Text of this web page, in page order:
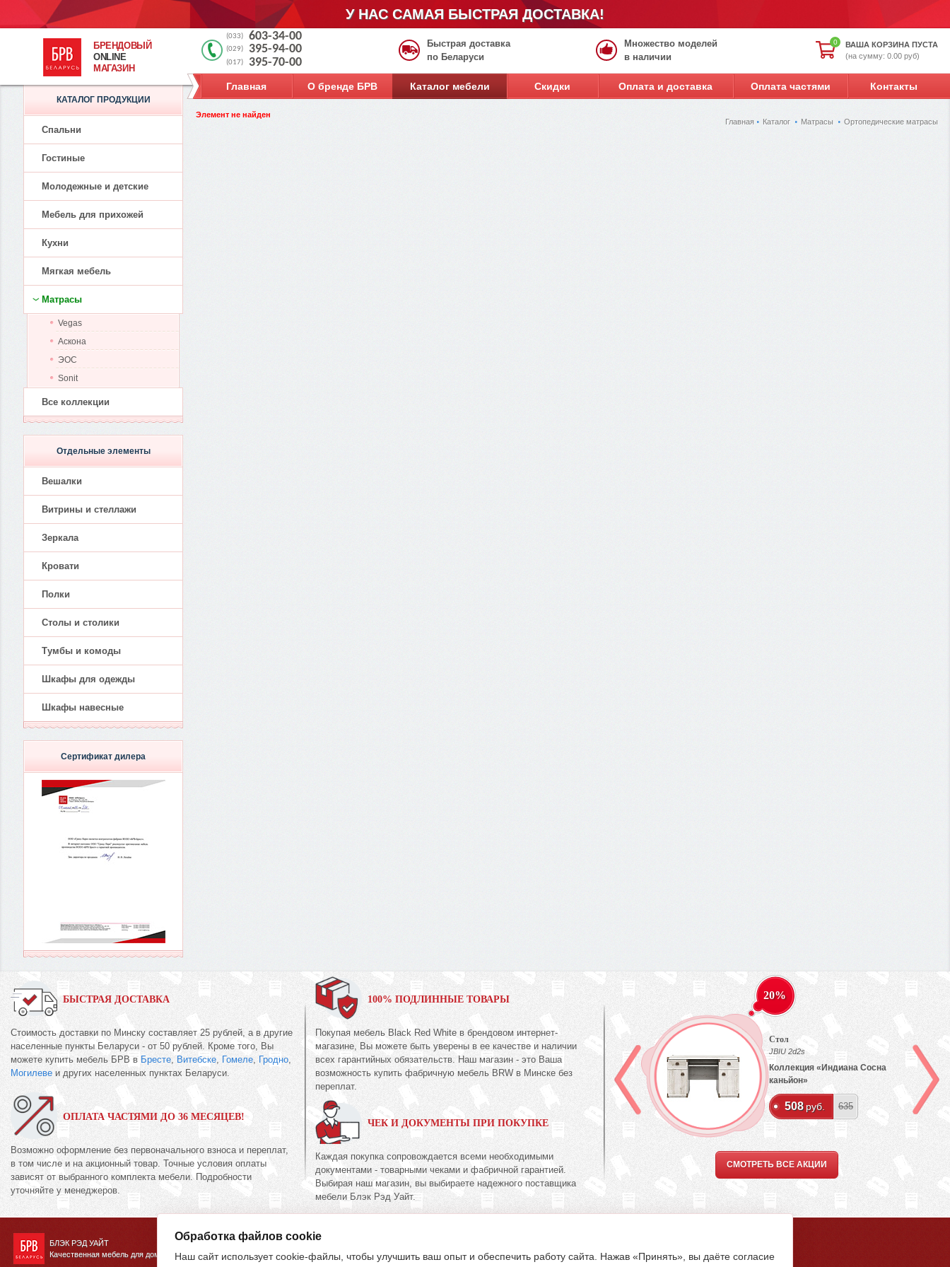
У НАС САМАЯ БЫСТРАЯ ДОСТАВКА!
БРЕНДОВЫЙ
ONLINE
МАГАЗИН
0
ВАША КОРЗИНА ПУСТА
(на сумму: 0.00 руб)
(033) 603-34-00
(029) 395-94-00
(017) 395-70-00
Быстрая доставка
по Беларуси
Множество моделей
в наличии
Главная О бренде БРВ Каталог мебели Скидки Оплата и доставка Оплата частями Контакты
Главная Каталог Матрасы Ортопедические матрасы
Элемент не найден
КАТАЛОГ ПРОДУКЦИИ
Спальни
Гостиные
Молодежные и детские
Мебель для прихожей
Кухни
Мягкая мебель
Матрасы
Vegas
Аскона
ЭОС
Sonit
Все коллекции
Отдельные элементы
Вешалки
Витрины и стеллажи
Зеркала
Кровати
Полки
Столы и столики
Тумбы и комоды
Шкафы для одежды
Шкафы навесные
Сертификат дилера
БЫСТРАЯ ДОСТАВКА
Стоимость доставки по Минску составляет 25 рублей, а в другие
населенные пункты Беларуси - от 50 рублей. Кроме того, Вы
можете купить мебель БРВ в Бресте, Витебске, Гомеле, Гродно,
Могилеве и других населенных пунктах Беларуси.
ОПЛАТА ЧАСТЯМИ ДО 36 МЕСЯЦЕВ!
Возможно оформление без первоначального взноса и переплат,
в том числе и на акционный товар. Точные условия оплаты
зависят от выбранного комплекта мебели. Подробности
уточняйте у менеджеров.
100% ПОДЛИННЫЕ ТОВАРЫ
Покупая мебель Black Red White в брендовом интернет-
магазине, Вы можете быть уверены в ее качестве и наличии
всех гарантийных обязательств. Наш магазин - это Ваша
возможность купить фабричную мебель BRW в Минске без
переплат.
ЧЕК И ДОКУМЕНТЫ ПРИ ПОКУПКЕ
Каждая покупка сопровождается всеми необходимыми
документами - товарными чеками и фабричной гарантией.
Выбирая наш магазин, вы выбираете надежного поставщика
мебели Блэк Рэд Уайт.
20%
Стол
JBIU 2d2s
Коллекция «Индиана Сосна
каньйон»
508 руб. 635
СМОТРЕТЬ ВСЕ АКЦИИ
БЛЭК РЭД УАЙТ
Качественная мебель для дома
Обработка файлов cookie
Наш сайт использует cookie-файлы, чтобы улучшить ваш опыт и обеспечить работу сайта. Нажав «Принять», вы даёте согласие